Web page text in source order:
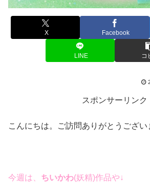
X Facebook
LINE コ
スポンサーリンク
こんにちは。ご訪問ありがとうござい
今週は、 ちいかわ(妖精)作品や↓